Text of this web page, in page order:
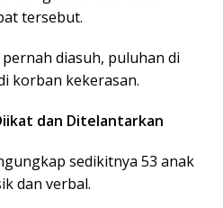
tersebut.
diasuh, puluhan di
korban kekerasan.
dan Ditelantarkan
sedikitnya 53 anak
dan verbal.